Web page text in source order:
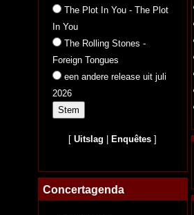
The Plot In You - The Plot
In You
The Rolling Stones -
Foreign Tongues
een andere release uit juli
2026
[Uitslag Enquêtes ]
Concertagenda